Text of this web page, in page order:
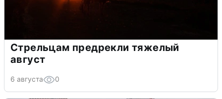
Стрельцам предрекли тяжелый
август
6 августа 0